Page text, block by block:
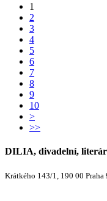
1
2
3
4
5
6
7
8
9
10
>
>>
DILIA, divadelní,
Krátkého 143/1, 190 00